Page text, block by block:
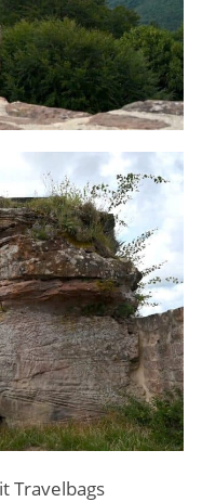
Travelbags